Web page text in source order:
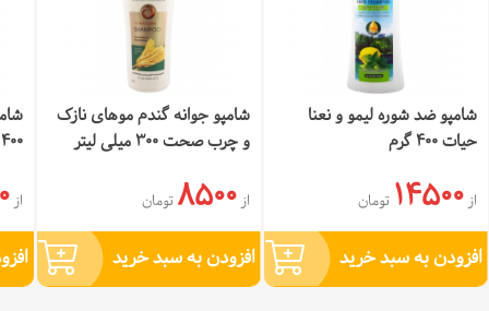
شامپو ضد شوره لیمو و نعنا
حیات 400 گرم
از14500 تومان
افزودن به سبد خرید
شامپو جوانه گندم موهای نازک
و چرب صحت 300 میلی لیتر
از8500 تومان
افزودن به سبد خرید
400 گرم
از